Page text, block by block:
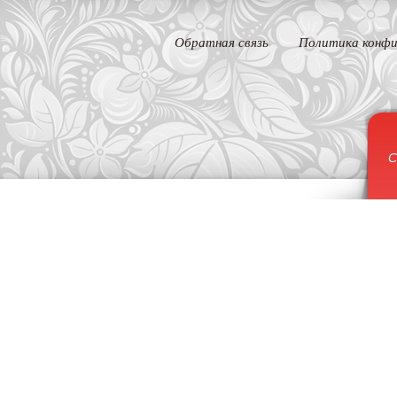
Обратная связь Политика